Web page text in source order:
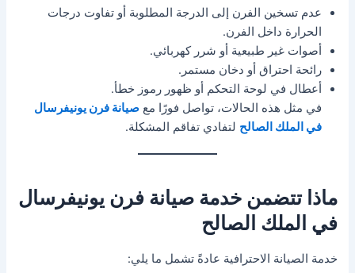
عدم تسخين الفرن إلى الدرجة المطلوبة أو تفاوت درجات
الحرارة داخل الفرن.
أصوات غير طبيعية أو شرر كهربائي.
رائحة احتراق أو دخان مستمر.
أعطال في لوحة التحكم أو ظهور رموز خطأ.
في مثل هذه الحالات، تواصل فورًا معصيانة فرن يونيفرسال
في الملك الصالح لتفادي تفاقم المشكلة.
ماذا تتضمن خدمة صيانة فرن يونيفرسال
في الملك الصالح
خدمة الصيانة الاحترافية عادةً تشمل ما يلي: